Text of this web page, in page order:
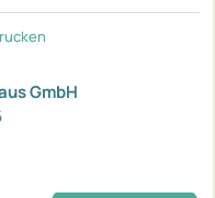
GmbH